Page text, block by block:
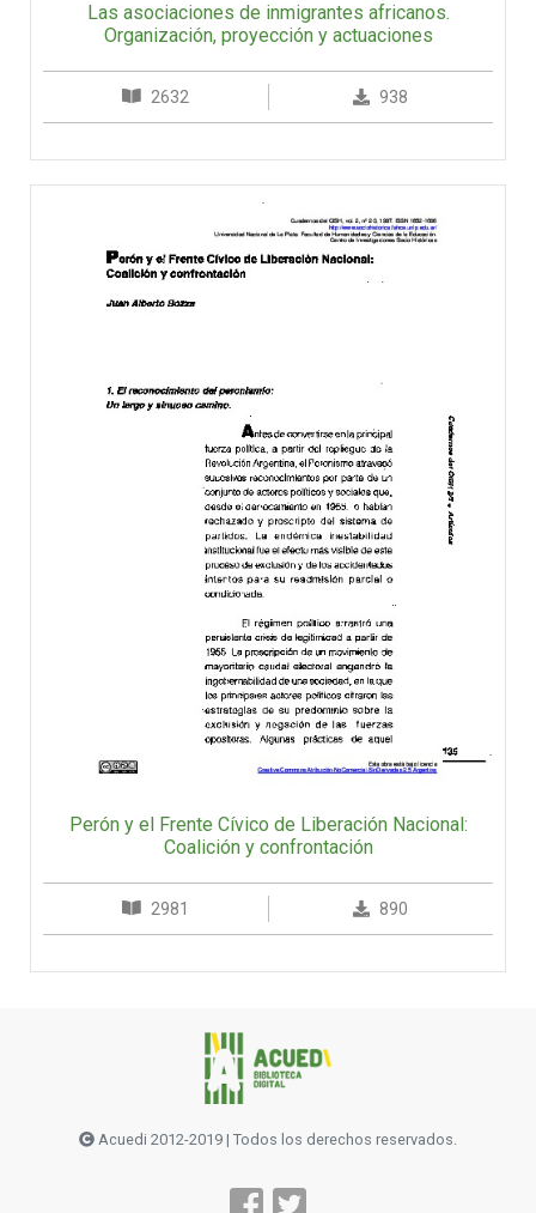
Las asociaciones de inmigrantes africanos.
Organización, proyección y actuaciones
2632 938
Perón y el Frente Cívico de Liberación Nacional:
Coalición y confrontación
2981 890
Acuedi 2012-2019 | Todos los derechos reservados.